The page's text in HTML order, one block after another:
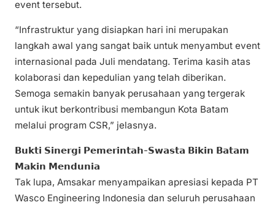
event tersebut.
“Infrastruktur yang disiapkan hari ini merupakan
langkah awal yang sangat baik untuk menyambut event
internasional pada Juli mendatang. Terima kasih atas
kolaborasi dan kepedulian yang telah diberikan.
Semoga semakin banyak perusahaan yang tergerak
untuk ikut berkontribusi membangun Kota Batam
melalui program CSR,” jelasnya.
𝗕𝘂𝗸𝘁𝗶 𝗦𝗶𝗻𝗲𝗿𝗴𝗶 𝗣𝗲𝗺𝗲𝗿𝗶𝗻𝘁𝗮𝗵-𝗦𝘄𝗮𝘀𝘁𝗮 𝗕𝗶𝗸𝗶𝗻 𝗕𝗮𝘁𝗮𝗺
𝗠𝗮𝗸𝗶𝗻 𝗠𝗲𝗻𝗱𝘂𝗻𝗶𝗮
Tak lupa, Amsakar menyampaikan apresiasi kepada PT
Wasco Engineering Indonesia dan seluruh perusahaan